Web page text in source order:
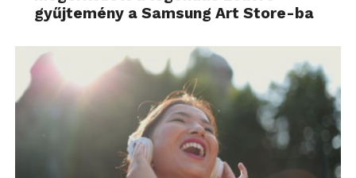
gyűjtemény a Samsung Art Store-ba